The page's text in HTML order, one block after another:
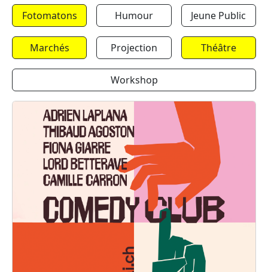
Fotomatons Humour Jeune Public
Marchés Projection Théâtre
Workshop